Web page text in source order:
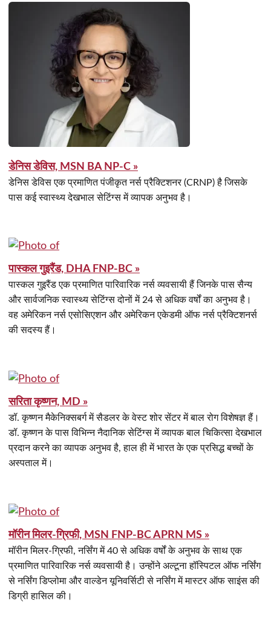
डेनिस डेविस, MSN BA NP-C »
डेनिस डेविस एक प्रमाणित पंजीकृत नर्स प्रैक्टिशनर (CRNP) है जिसके
पास कई स्वास्थ्य देखभाल सेटिंग्स में व्यापक अनुभव है।
पास्कल गुइरैंड, DHA FNP-BC »
पास्कल गुइरैंड एक प्रमाणित पारिवारिक नर्स व्यवसायी हैं जिनके पास सैन्य
और सार्वजनिक स्वास्थ्य सेटिंग्स दोनों में 24 से अधिक वर्षों का अनुभव है।
वह अमेरिकन नर्स एसोसिएशन और अमेरिकन एकेडमी ऑफ नर्स प्रैक्टिशनर्स
की सदस्य हैं।
सरिता कृष्णन, MD »
डॉ. कृष्णन मैकेनिक्सबर्ग में सैडलर के वेस्ट शोर सेंटर में बाल रोग विशेषज्ञ हैं।
डॉ. कृष्णन के पास विभिन्न नैदानिक सेटिंग्स में व्यापक बाल चिकित्सा देखभाल
प्रदान करने का व्यापक अनुभव है, हाल ही में भारत के एक प्रसिद्ध बच्चों के
अस्पताल में।
मॉरीन मिलर-ग्रिफी, MSN FNP-BC APRN MS »
मॉरीन मिलर-ग्रिफी, नर्सिंग में 40 से अधिक वर्षों के अनुभव के साथ एक
प्रमाणित पारिवारिक नर्स व्यवसायी है। उन्होंने अल्टूना हॉस्पिटल ऑफ नर्सिंग
से नर्सिंग डिप्लोमा और वाल्डेन यूनिवर्सिटी से नर्सिंग में मास्टर ऑफ साइंस की
डिग्री हासिल की।